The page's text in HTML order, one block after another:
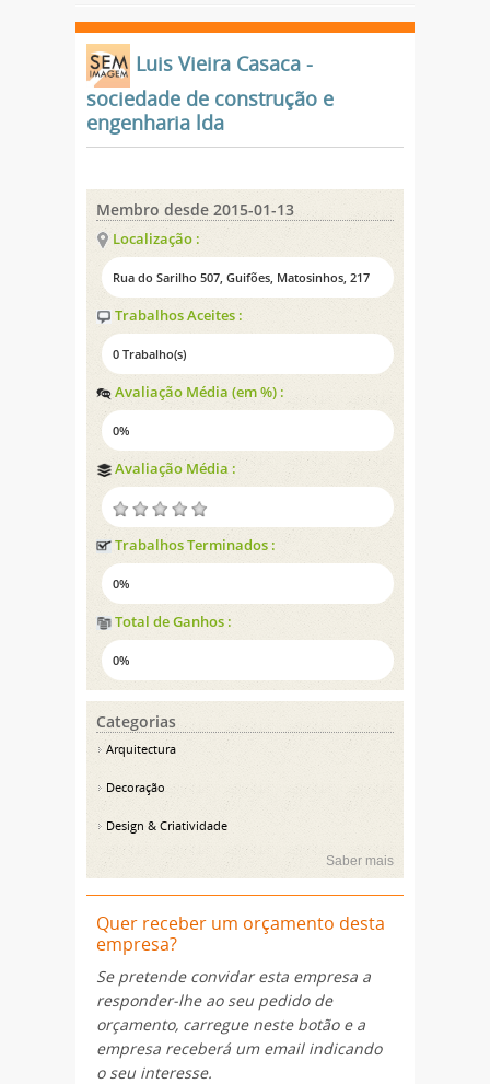
Luis Vieira Casaca -
sociedade de construção e
engenharia lda
Membro desde 2015-01-13
Localização :
Rua do Sarilho 507, Guifões, Matosinhos, 217
Trabalhos Aceites :
0 Trabalho(s)
Avaliação Média (em %) :
0%
Avaliação Média :
Trabalhos Terminados :
0%
Total de Ganhos :
0%
Categorias
Arquitectura
Decoração
Design & Criatividade
Saber mais
Quer receber um orçamento desta
empresa?
Se pretende convidar esta empresa a
responder-lhe ao seu pedido de
orçamento, carregue neste botão e a
empresa receberá um email indicando
o seu interesse.